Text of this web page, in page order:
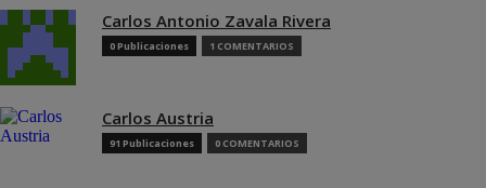
Carlos Antonio Zavala Rivera
0 Publicaciones 1 COMENTARIOS
Carlos Austria
91 Publicaciones 0 COMENTARIOS